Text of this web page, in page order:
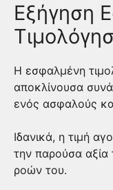
Εξήγηση
Η εσφαλμένη
αποκλίνουσα
ενός ασφαλούς
Ιδανικά, η τιμή
την παρούσα
ροών του.